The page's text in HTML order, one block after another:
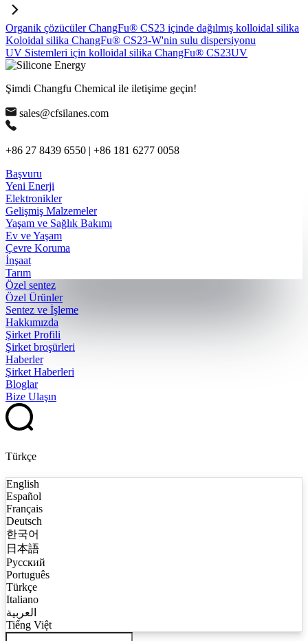
Organik çözücüler ChangFu® CS23 içinde dağılmış kolloidal silika
Koloidal silika ChangFu® CS23-W'nin sulu dispersiyonu
UV Sistemleri için kolloidal silika ChangFu® CS23UV
Şimdi Changfu Chemical ile iletişime geçin!
sales@cfsilanes.com
+86 27 8439 6550 | +86 181 6277 0058
Başvuru
Yeni Enerji
Elektronikler
Gelişmiş Malzemeler
Yaşam ve Sağlık Bakımı
Ev ve Yaşam
Çevre Koruma
İnşaat
Tarım
Özel sentez
Özel Ürünler
Sentez ve İşleme
Hakkımızda
Şirket Profili
Şirket broşürleri
Haberler
Şirket Haberleri
Bloglar
Bize Ulaşın
Türkçe
English
Español
Français
Deutsch
한국어
日本語
Русский
Português
Türkçe
Italiano
العربية
Tiếng Việt